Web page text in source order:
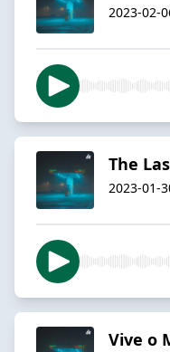
2023-02-
The
2023-01-
Vive o